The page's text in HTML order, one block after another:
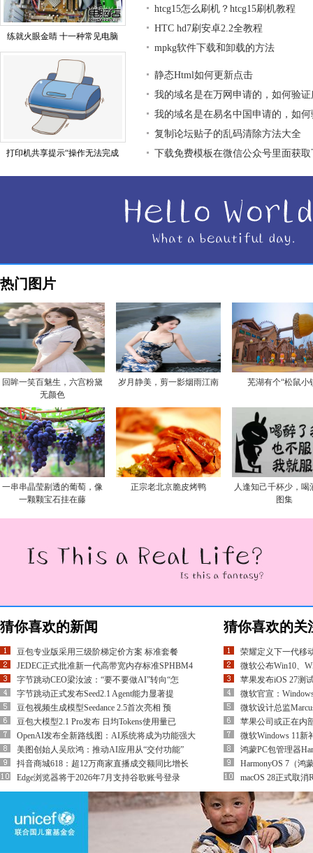
练就火眼金睛 十一种常见电脑
打印机共享提示“操作无法完成
htcg15怎么刷机？htcg15刷机教程
HTC hd7刷安卓2.2全教程
mpkg软件下载和卸载的方法
静态Html如何更新点击
我的域名是在万网申请的，如何验
我的域名是在易名中国申请的，如
复制论坛贴子的乱码清除方法大全
下载免费模板在微信公众号里面获
热门图片
回眸一笑百魅生，六宫粉黛
无颜色
岁月静美，剪一影烟雨江南 芜湖有个“松鼠小
一串串晶莹剔透的葡萄，像
一颗颗宝石挂在藤
正宗老北京脆皮烤鸭
人逢知己千杯少，喝
图集
猜你喜欢的新闻
豆包专业版采用三级阶梯定价方案 标准套餐
JEDEC正式批准新一代高带宽内存标准SPHBM4
字节跳动CEO梁汝波：“要不要做AI”转向“怎
字节跳动正式发布Seed2.1 Agent能力显著提
豆包视频生成模型Seedance 2.5首次亮相 预
豆包大模型2.1 Pro发布 日均Tokens使用量已
OpenAI发布全新路线图：AI系统将成为功能强大
美图创始人吴欣鸿：推动AI应用从“交付功能”
抖音商城618：超12万商家直播成交额同比增长
Edge浏览器将于2026年7月支持谷歌账号登录
猜你喜欢的关
荣耀定义下一代移
微软公布Win10、
苹果发布iOS 27测
微软官宣：
微软设计总监
苹果公司或正在内
微软Windows 11
鸿蒙PC包管理器
HarmonyOS 7（鸿
macOS 28正式取消